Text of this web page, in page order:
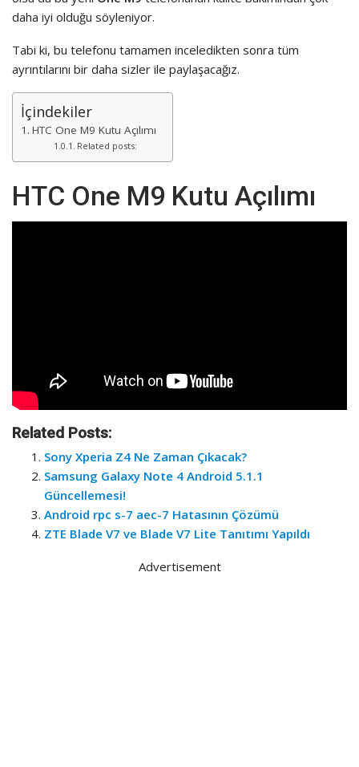
daha iyi olduğu söyleniyor.
Tabi ki, bu telefonu tamamen inceledikten sonra tüm
ayrıntılarını bir daha sizler ile paylaşacağız.
İçindekiler
HTC One M9 Kutu Açılımı
Related posts:
HTC One M9 Kutu Açılımı
Related Posts:
Sony Xperia Z4 Ne Zaman Çıkacak?
Samsung Galaxy Note 4 Android 5.1.1
Güncellemesi!
Android rpc s-7 aec-7 Hatasının Çözümü
ZTE Blade V7 ve Blade V7 Lite Tanıtımı Yapıldı
Advertisement